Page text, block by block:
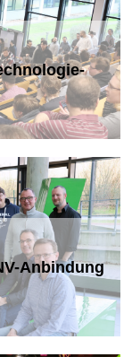
Anbindung